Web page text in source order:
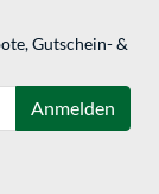
Gutschein- &
Anmelden